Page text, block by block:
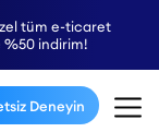
tüm e-ticaret
indirim!
Deneyin